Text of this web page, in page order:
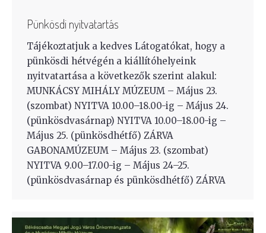
Pünkösdi nyitvatartás
Tájékoztatjuk a kedves Látogatókat, hogy a
pünkösdi hétvégén a kiállítóhelyeink
nyitvatartása a következők szerint alakul:
MUNKÁCSY MIHÁLY MÚZEUM – Május 23.
(szombat) NYITVA 10.00–18.00-ig – Május 24.
(pünkösdvasárnap) NYITVA 10.00–18.00-ig –
Május 25. (pünkösdhétfő) ZÁRVA
GABONAMÚZEUM – Május 23. (szombat)
NYITVA 9.00–17.00-ig – Május 24–25.
(pünkösdvasárnap és pünkösdhétfő) ZÁRVA